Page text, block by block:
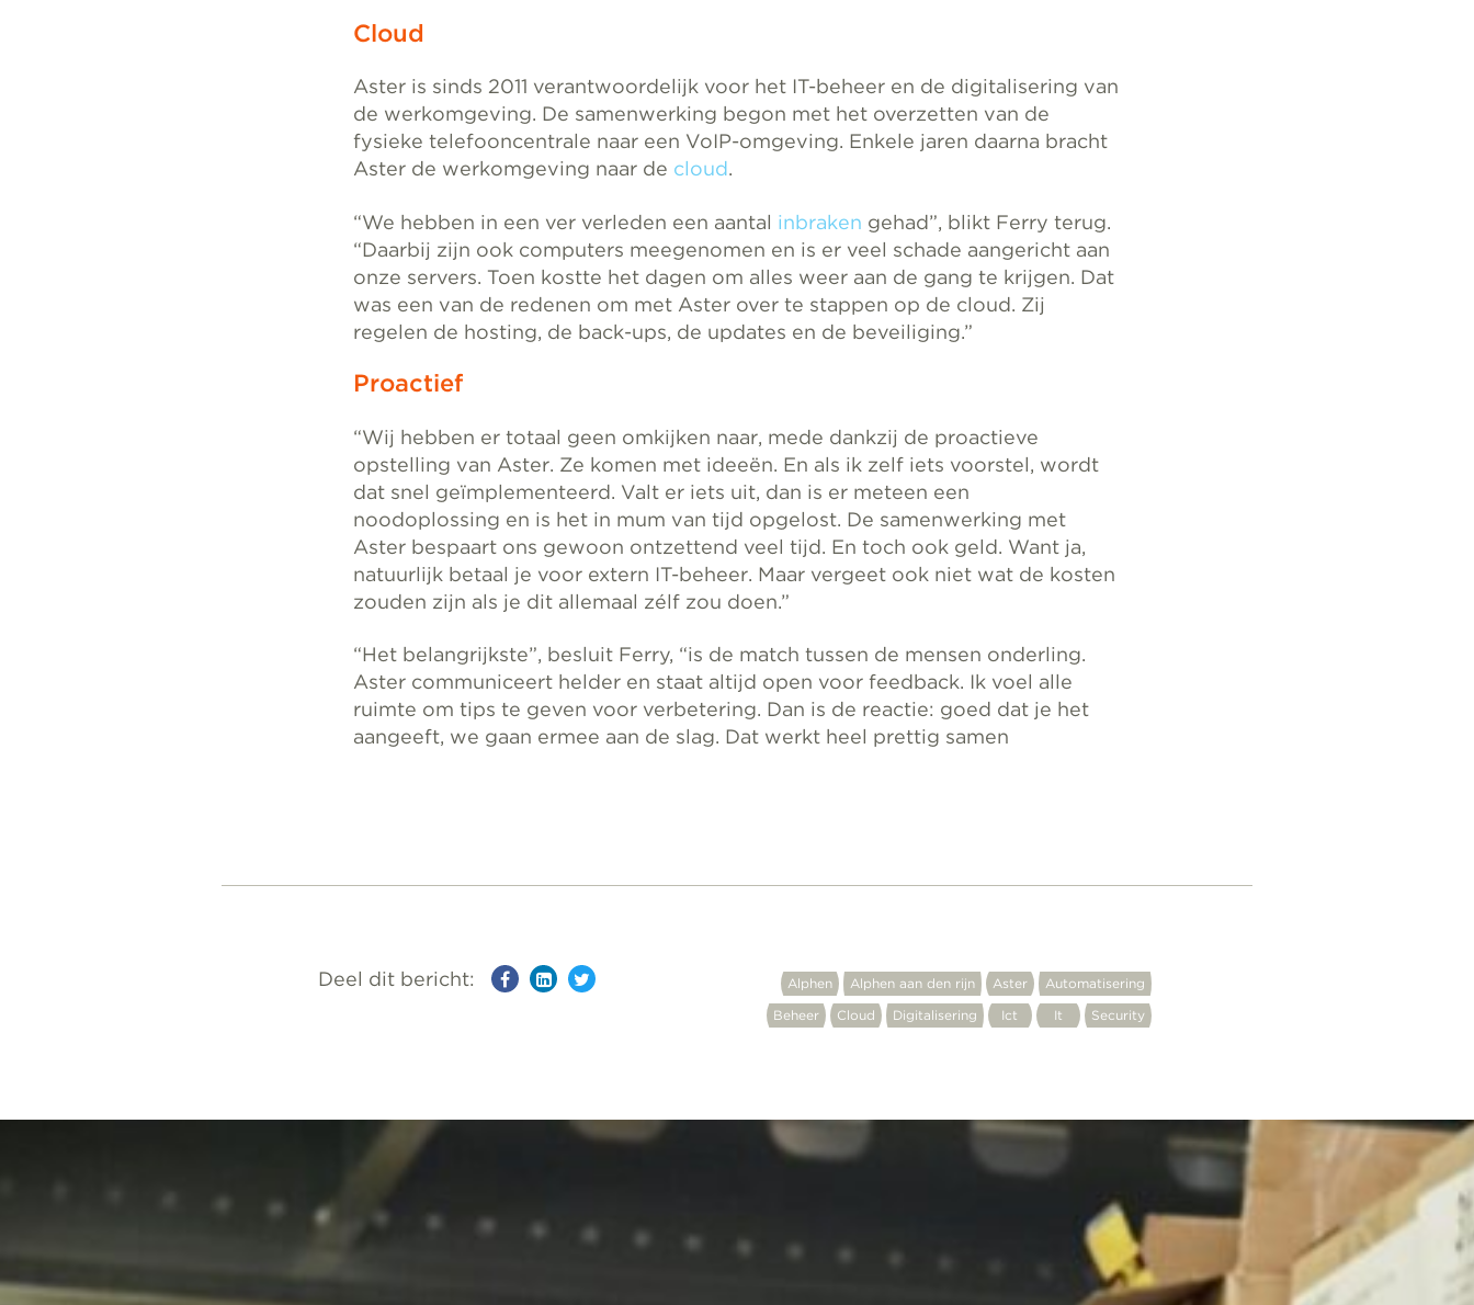
Cloud
Aster is sinds 2011 verantwoordelijk voor het IT-beheer en de digitalisering van
de werkomgeving. De samenwerking begon met het overzetten van de
fysieke telefooncentrale naar een VoIP-omgeving. Enkele jaren daarna bracht
Aster de werkomgeving naar de cloud.
“We hebben in een ver verleden een aantal inbraken gehad”, blikt Ferry terug.
“Daarbij zijn ook computers meegenomen en is er veel schade aangericht aan
onze servers. Toen kostte het dagen om alles weer aan de gang te krijgen. Dat
was een van de redenen om met Aster over te stappen op de cloud. Zij
regelen de hosting, de back-ups, de updates en de beveiliging.”
Proactief
“Wij hebben er totaal geen omkijken naar, mede dankzij de proactieve
opstelling van Aster. Ze komen met ideeën. En als ik zelf iets voorstel, wordt
dat snel geïmplementeerd. Valt er iets uit, dan is er meteen een
noodoplossing en is het in mum van tijd opgelost. De samenwerking met
Aster bespaart ons gewoon ontzettend veel tijd. En toch ook geld. Want ja,
natuurlijk betaal je voor extern IT-beheer. Maar vergeet ook niet wat de kosten
zouden zijn als je dit allemaal zélf zou doen.”
“Het belangrijkste”, besluit Ferry, “is de match tussen de mensen onderling.
Aster communiceert helder en staat altijd open voor feedback. Ik voel alle
ruimte om tips te geven voor verbetering. Dan is de reactie: goed dat je het
aangeeft, we gaan ermee aan de slag. Dat werkt heel prettig samen
Deel dit bericht: Alphen Alphen aan den rijn Aster
Automatisering
Beheer
Cloud Digitalisering Ict It Security